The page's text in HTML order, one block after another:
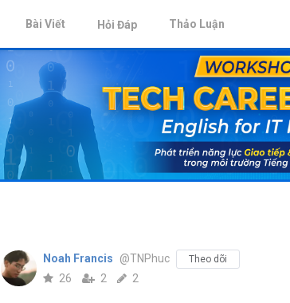
Bài Viết Hỏi Đáp Thảo Luận
Noah Francis @TNPhuc Theo dõi
26 2 2